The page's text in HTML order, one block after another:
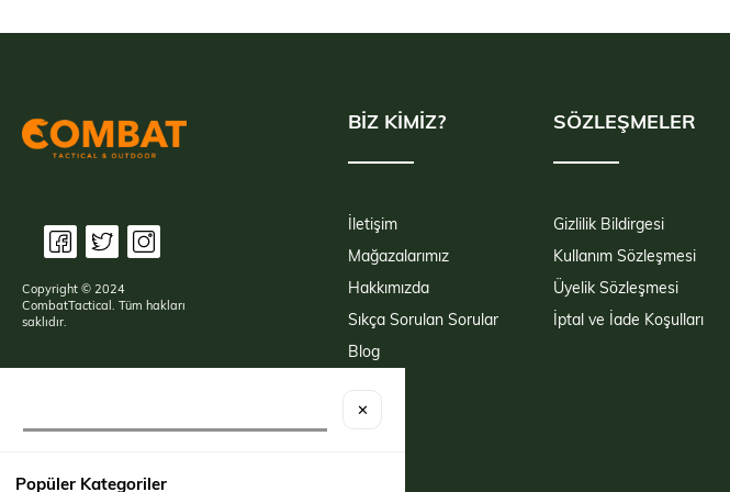
BİZ KİMİZ?
İletişim
Mağazalarımız
Hakkımızda
Sıkça Sorulan Sorular
Blog
SÖZLEŞMELER
Gizlilik Bildirgesi
Kullanım Sözleşmesi
Üyelik Sözleşmesi
İptal ve İade Koşulları
Copyright © 2024
CombatTactical. Tüm hakları
saklıdır.
✕
Popüler Kategoriler